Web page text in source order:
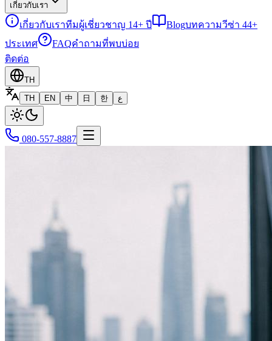
เกี่ยวกับเรา
เกี่ยวกับเราทีมผู้เชี่ยวชาญ 14+ ปี Blogบทความวีซ่า 44+
ประเทศ
FAQคำถามที่พบบ่อย
ติดต่อ
TH
TH
EN 中 日 한 ع
080-557-8887